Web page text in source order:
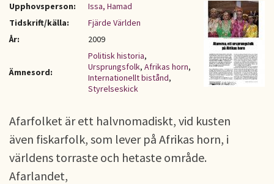
Upphovsperson:
Issa, Hamad
Tidskrift/källa:
Fjärde Världen
År:
2009
Ämnesord:
Politisk historia,
Ursprungsfolk, Afrikas horn,
Internationellt bistånd,
Styrelseskick
Afarfolket är ett halvnomadiskt, vid kusten
även fiskarfolk, som lever på Afrikas horn, i
världens torraste och hetaste område.
Afarlandet,